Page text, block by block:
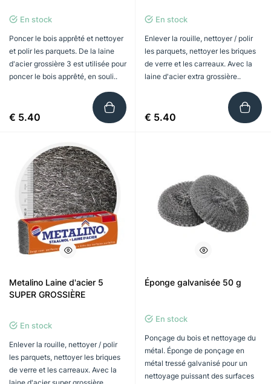
En stock
Poncer le bois apprêté et nettoyer
et polir les parquets. De la laine
d'acier grossière 3 est utilisée pour
poncer le bois apprêté, en souli..
€ 5.40
En stock
Enlever la rouille, nettoyer / polir
les parquets, nettoyer les briques
de verre et les carreaux. Avec la
laine d'acier extra grossière..
€ 5.40
Metalino Laine d'acier 5
SUPER GROSSIÈRE
En stock
Enlever la rouille, nettoyer / polir
les parquets, nettoyer les briques
de verre et les carreaux. Avec la
laine d'acier super grossière..
Éponge galvanisée 50 g
En stock
Ponçage du bois et nettoyage du
métal. Éponge de ponçage en
métal tressé galvanisé pour un
nettoyage puissant des surfaces